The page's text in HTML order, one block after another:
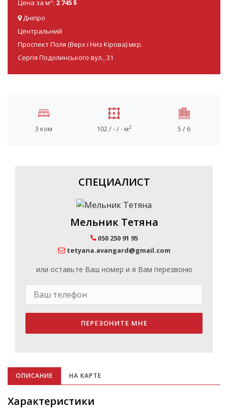
Цена за м : 2 745 $
Дніпро
Центральний
Проспект Поля (Верх і Низ Кірова) мкр.
Сергія Подолинського вул., 31
3 ком 102 / - / - м2 5 / 6
СПЕЦИАЛИСТ
Мельник Тетяна
050 250 91 95
tetyana.avangard@gmail.com
или оставьте Ваш номер и я Вам перезвоню
ПЕРЕЗОНИТЕ МНЕ
ОПИСАНИЕ НА КАРТЕ
Характеристики